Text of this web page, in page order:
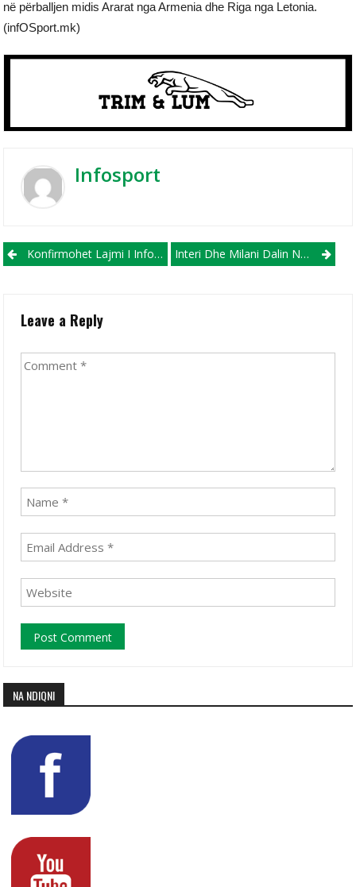
në përballjen midis Ararat nga Armenia dhe Riga nga Letonia.
(infOSport.mk)
Infosport
Post navigation
Konfirmohet Lajmi I Infosport.mk, Gledi Mici Dhe Struga Trim Lum Mbyllin Bashkëpunimin Interi Dhe Milani Dalin Nga Regjimi I Mbikëqyrjes Së UEFA-S Për Monitorim Financiar
Leave a Reply
NA NDIQNI